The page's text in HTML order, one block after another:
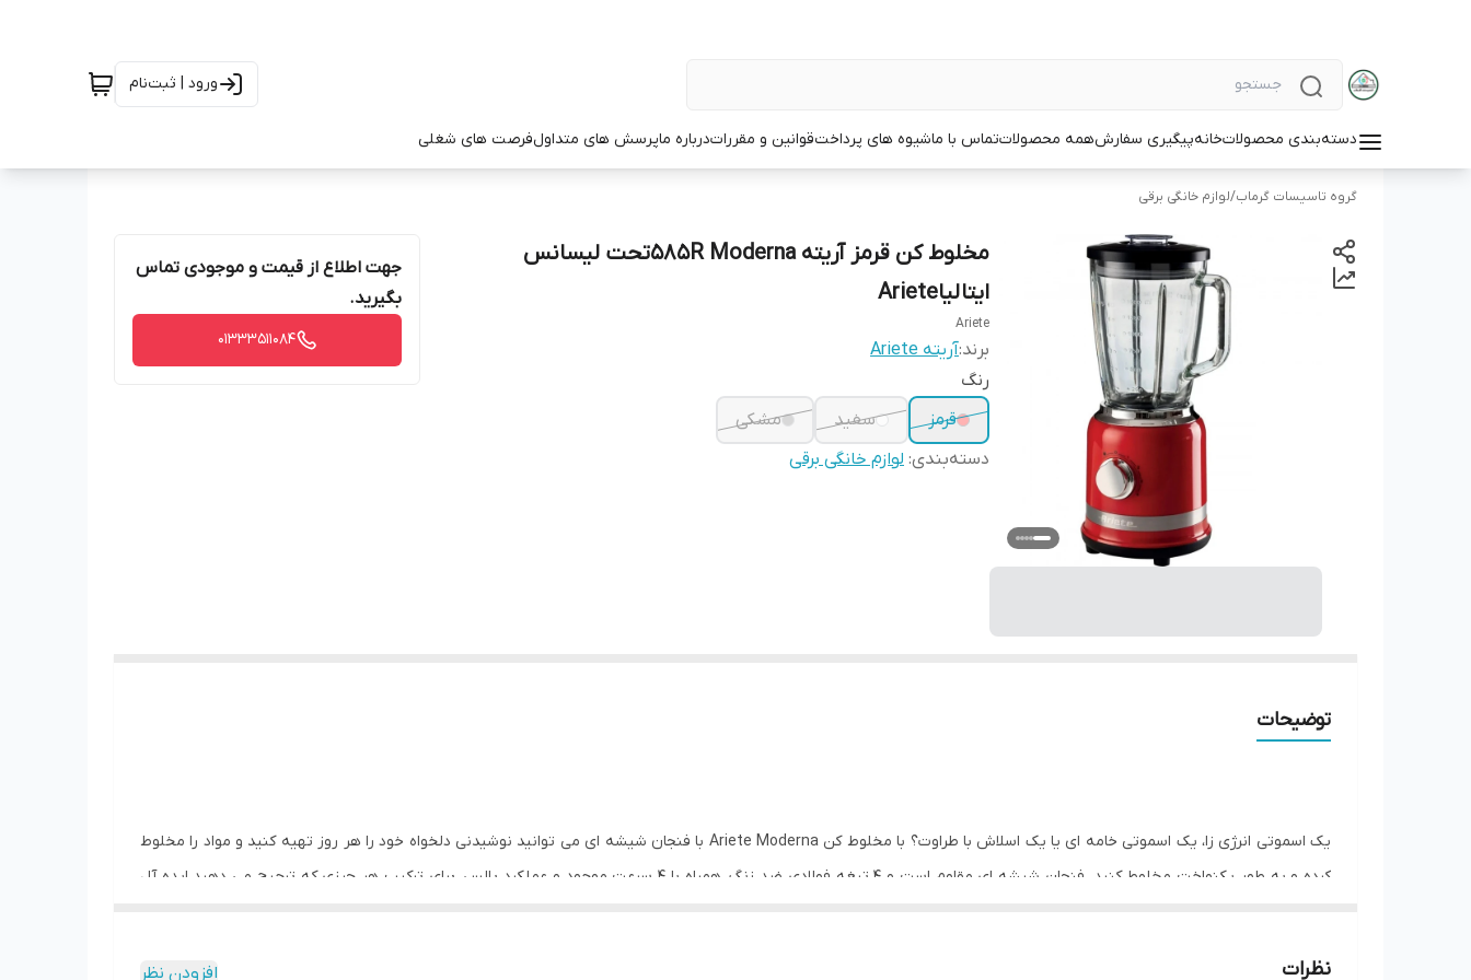
ورود | ثبت‌نام
دسته‌بندی محصولاتخانهپیگیری سفارشهمه محصولاتتماس با ماشیوه های پرداختقوانین و مقرراتدرباره ماپرسش های متداولفرصت های شغلی
گروه تاسیسات گرماب/لوازم خانگی برقی
مخلوط کن قرمز آریته 585R Modernaتحت لیسانس
ایتالیاAriete
Ariete
برند:آریته Ariete
رنگ
قرمز
سفید
مشکی
دسته‌بندی: لوازم خانگی برقی
جهت اطلاع از قیمت و موجودی تماس
بگیرید.
01333511084
توضیحات
یک اسموتی انرژی زا، یک اسموتی خامه ای یا یک اسلاش با طراوت؟ با مخلوط کن Ariete Moderna با فنجان شیشه ای می توانید نوشیدنی دلخواه خود را هر روز تهیه کنید و مواد را مخلوط
کرده و به طور یکنواخت مخلوط کنید. فنجان شیشه ای مقاوم است و 4 تیغه فولادی ضد زنگ، همراه با 4 سرعت موجود و عملکرد پالس، برای ترکیب هر چیزی که ترجیح می دهید ایده آل
نظرات افزودن نظر